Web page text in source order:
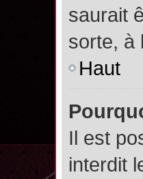
saurait
sorte, à
Haut
Il est
interdit